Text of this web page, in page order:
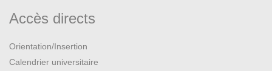
Accès directs
Orientation/Insertion
Calendrier universitaire